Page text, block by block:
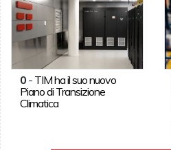
0- TIM ha il suo nuovo
Piano di Transizione
Climatica